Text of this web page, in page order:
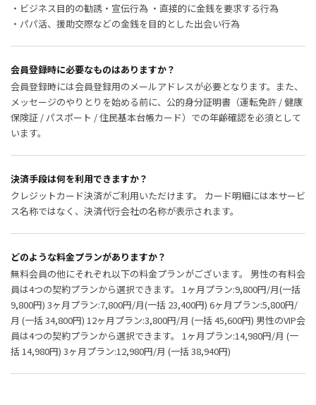
・ビジネス目的の勧誘・宣伝行為 ・直接的に金銭を要求する行為
・パパ活、援助交際などの金銭を目的とした出会い行為
会員登録時に必要なものはありますか？
会員登録時には会員登録用のメールアドレスが必要となります。また、
メッセージのやりとりを始める前に、公的身分証明書（運転免許 / 健康
保険証 / パスポート / 住民基本台帳カード）での年齢確認を必須として
います。
決済手段は何を利用できますか？
クレジットカード決済がご利用いただけます。 カード明細には本サービ
ス名称ではなく、決済代行会社の名称が表示されます。
どのような料金プランがありますか？
無料会員の他にそれぞれ以下の料金プランがございます。 男性の有料会
員は4つの契約プランから選択できます。 1ヶ月プラン:9,800円/月(一括
9,800円) 3ヶ月プラン:7,800円/月(一括 23,400円) 6ヶ月プラン:5,800円/
月 (一括 34,800円) 12ヶ月プラン:3,800円/月 (一括 45,600円) 男性のVIP会
員は4つの契約プランから選択できます。 1ヶ月プラン:14,980円/月 (一
括 14,980円) 3ヶ月プラン:12,980円/月 (一括 38,940円)